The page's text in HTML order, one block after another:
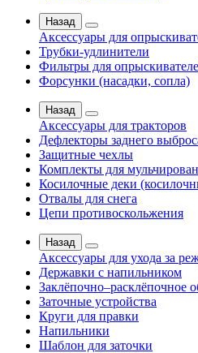
Назад
Аксессуары для
Трубки-удлинители
Фильтры для
Форсунки (насадки, сопла)
Назад
Аксессуары для тракторов
Дефлекторы заднего
Защитные чехлы
Комплекты для
Косилочные деки
Отвалы для снега
Цепи противоскольжения
Назад
Аксессуары для ухода за
Державки с напильником
Заклёпочно–расклёпочное
Заточные устройства
Круги для правки
Напильники
Шаблон для заточки